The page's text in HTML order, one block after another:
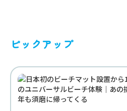
ピックアップ